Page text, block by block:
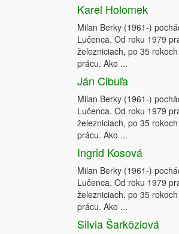
Karel Holomek
Milan Berky (1961-)
Lučenca. Od roku 1979
železniciach, po 35
prácu. Ako ...
Ján Cibuľa
Milan Berky (1961-)
Lučenca. Od roku 1979
železniciach, po 35
prácu. Ako ...
Ingrid Kosová
Milan Berky (1961-)
Lučenca. Od roku 1979
železniciach, po 35
prácu. Ako ...
Silvia Šarköziová